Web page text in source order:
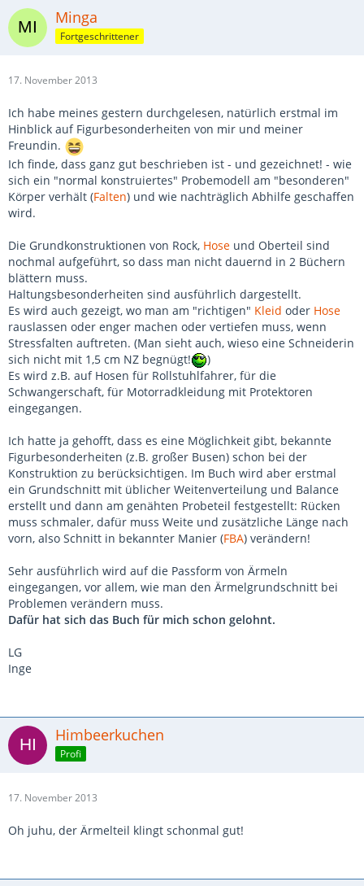
Minga
Fortgeschrittener
17. November 2013
Ich habe meines gestern durchgelesen, natürlich erstmal im
Hinblick auf Figurbesonderheiten von mir und meiner
Freundin.
Ich finde, dass ganz gut beschrieben ist - und gezeichnet! - wie
sich ein "normal konstruiertes" Probemodell am "besonderen"
Körper verhält (Falten) und wie nachträglich Abhilfe geschaffen
wird.
Die Grundkonstruktionen von Rock, Hose und Oberteil sind
nochmal aufgeführt, so dass man nicht dauernd in 2 Büchern
blättern muss.
Haltungsbesonderheiten sind ausführlich dargestellt.
Es wird auch gezeigt, wo man am "richtigen" Kleid oder Hose
rauslassen oder enger machen oder vertiefen muss, wenn
Stressfalten auftreten. (Man sieht auch, wieso eine Schneiderin
sich nicht mit 1,5 cm NZ begnügt!
)
Es wird z.B. auf Hosen für Rollstuhlfahrer, für die
Schwangerschaft, für Motorradkleidung mit Protektoren
eingegangen.
Ich hatte ja gehofft, dass es eine Möglichkeit gibt, bekannte
Figurbesonderheiten (z.B. großer Busen) schon bei der
Konstruktion zu berücksichtigen. Im Buch wird aber erstmal
ein Grundschnitt mit üblicher Weitenverteilung und Balance
erstellt und dann am genähten Probeteil festgestellt: Rücken
muss schmaler, dafür muss Weite und zusätzliche Länge nach
vorn, also Schnitt in bekannter Manier (FBA) verändern!
Sehr ausführlich wird auf die Passform von Ärmeln
eingegangen, vor allem, wie man den Ärmelgrundschnitt bei
Problemen verändern muss.
Dafür hat sich das Buch für mich schon gelohnt.
LG
Inge
Himbeerkuchen
Profi
17. November 2013
Oh juhu, der Ärmelteil klingt schonmal gut!